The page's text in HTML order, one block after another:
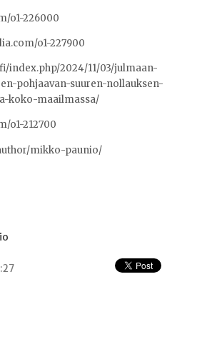
o1-226000
o1-227900
index.php/2024/11/03/julmaan-
pohjaavan-suuren-nollauksen-
koko-maailmassa/
o1-212700
mikko-paunio/